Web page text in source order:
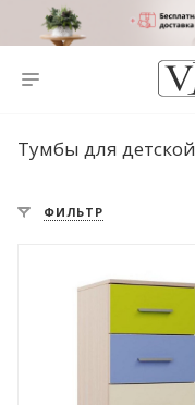
Тумбы для детской
ФИЛЬТР